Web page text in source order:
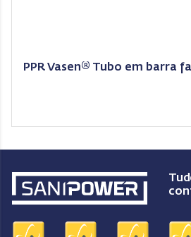
PPR Vasen® Tubo em barra